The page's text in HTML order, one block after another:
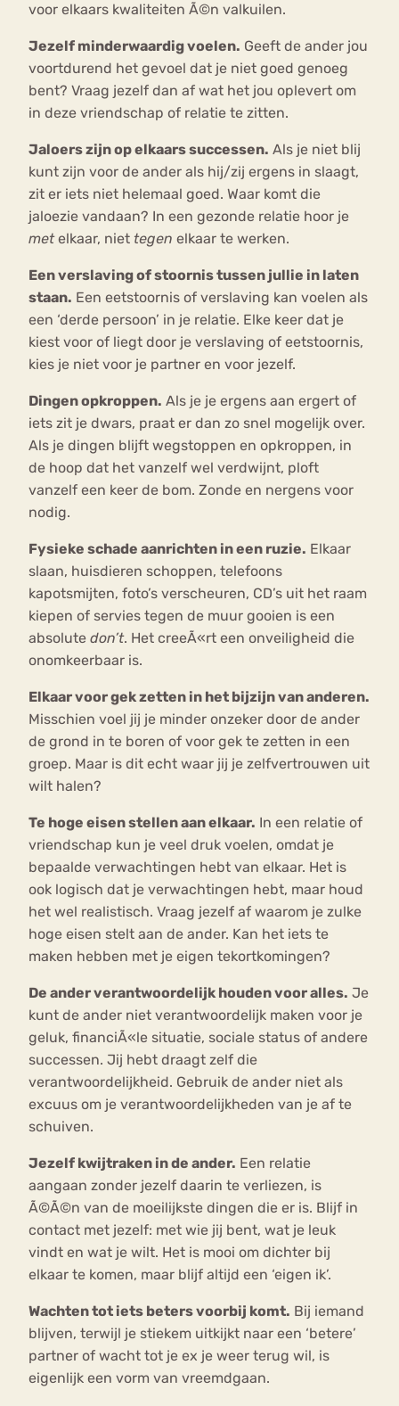
voor elkaars kwaliteiten Ã©n valkuilen.
Jezelf minderwaardig voelen. Geeft de ander jou
voortdurend het gevoel dat je niet goed genoeg
bent? Vraag jezelf dan af wat het jou oplevert om
in deze vriendschap of relatie te zitten.
Jaloers zijn op elkaars successen. Als je niet blij
kunt zijn voor de ander als hij/zij ergens in slaagt,
zit er iets niet helemaal goed. Waar komt die
jaloezie vandaan? In een gezonde relatie hoor je
metelkaar, niet tegen elkaar te werken.
Een verslaving of stoornis tussen jullie in laten
staan. Een eetstoornis of verslaving kan voelen als
een ‘derde persoon’ in je relatie. Elke keer dat je
kiest voor of liegt door je verslaving of eetstoornis,
kies je niet voor je partner en voor jezelf.
Dingen opkroppen. Als je je ergens aan ergert of
iets zit je dwars, praat er dan zo snel mogelijk over.
Als je dingen blijft wegstoppen en opkroppen, in
de hoop dat het vanzelf wel verdwijnt, ploft
vanzelf een keer de bom. Zonde en nergens voor
nodig.
Fysieke schade aanrichten in een ruzie. Elkaar
slaan, huisdieren schoppen, telefoons
kapotsmijten, foto’s verscheuren, CD’s uit het raam
kiepen of servies tegen de muur gooien is een
absolute don’t. Het creeÃ«rt een onveiligheid die
onomkeerbaar is.
Elkaar voor gek zetten in het bijzijn van anderen.
Misschien voel jij je minder onzeker door de ander
de grond in te boren of voor gek te zetten in een
groep. Maar is dit echt waar jij je zelfvertrouwen uit
wilt halen?
Te hoge eisen stellen aan elkaar. In een relatie of
vriendschap kun je veel druk voelen, omdat je
bepaalde verwachtingen hebt van elkaar. Het is
ook logisch dat je verwachtingen hebt, maar houd
het wel realistisch. Vraag jezelf af waarom je zulke
hoge eisen stelt aan de ander. Kan het iets te
maken hebben met je eigen tekortkomingen?
De ander verantwoordelijk houden voor alles. Je
kunt de ander niet verantwoordelijk maken voor je
geluk, financiÃ«le situatie, sociale status of andere
successen. Jij hebt draagt zelf die
verantwoordelijkheid. Gebruik de ander niet als
excuus om je verantwoordelijkheden van je af te
schuiven.
Jezelf kwijtraken in de ander. Een relatie
aangaan zonder jezelf daarin te verliezen, is
Ã©Ã©n van de moeilijkste dingen die er is. Blijf in
contact met jezelf: met wie jij bent, wat je leuk
vindt en wat je wilt. Het is mooi om dichter bij
elkaar te komen, maar blijf altijd een ‘eigen ik’.
Wachten tot iets beters voorbij komt. Bij iemand
blijven, terwijl je stiekem uitkijkt naar een ‘betere’
partner of wacht tot je ex je weer terug wil, is
eigenlijk een vorm van vreemdgaan.